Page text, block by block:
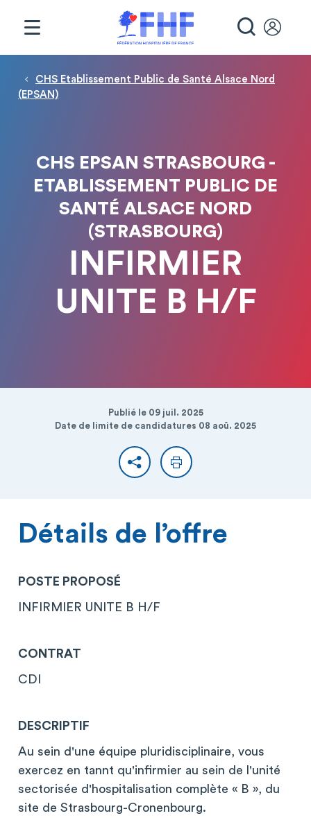
Fil d'Ariane
CHS Etablissement Public de Santé Alsace Nord
(EPSAN)
CHS EPSAN STRASBOURG -
ETABLISSEMENT PUBLIC DE
SANTÉ ALSACE NORD
(STRASBOURG)
INFIRMIER
UNITE B H/F
Publié le 09 juil. 2025
Date de limite de candidatures 08 aoû. 2025
PartagerImprimer
Détails de l’offre
POSTE PROPOSÉ
INFIRMIER UNITE B H/F
CONTRAT
CDI
DESCRIPTIF
Au sein d'une équipe pluridisciplinaire, vous
exercez en tannt qu'infirmier au sein de l'unité
sectorisée d'hospitalisation complète « B », du
site de Strasbourg-Cronenbourg.
Panneau de gestion des cookies